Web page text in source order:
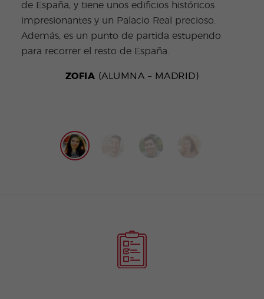
de España, y tiene unos edificios históricos
impresionantes y un Palacio Real precioso.
Además, es un punto de partida estupendo
para recorrer el resto de España.
ZOFIA (ALUMNA – MADRID)